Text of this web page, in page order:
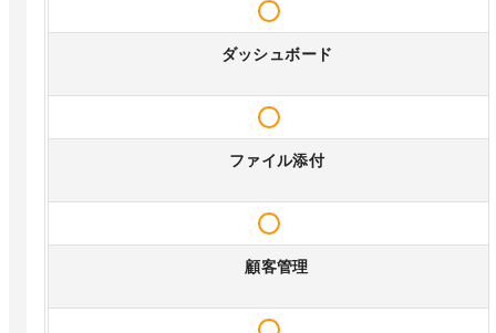
ダッシュボード
ファイル添付
顧客管理